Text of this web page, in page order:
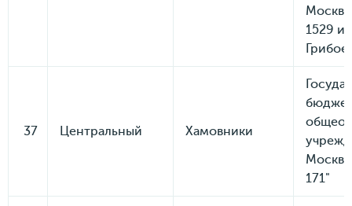
1529
37 Центральный Хамовники
171"